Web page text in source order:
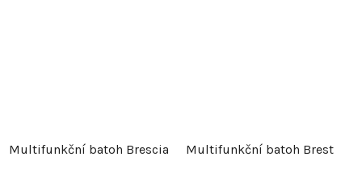
Multifunkční batoh Brescia Multifunkční batoh Brest